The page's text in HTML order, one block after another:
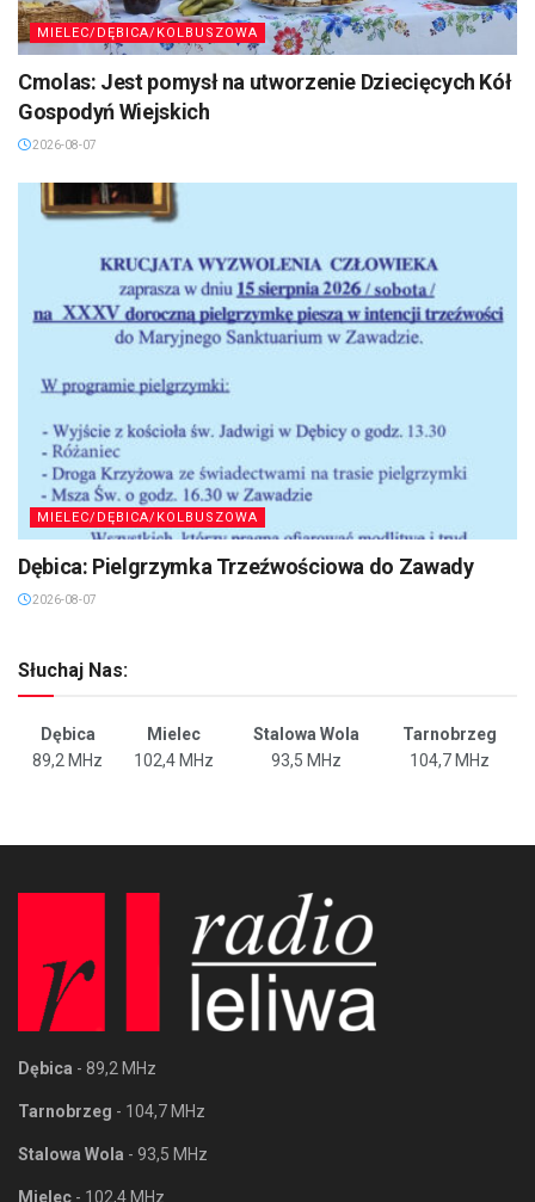
MIELEC/DĘBICA/KOLBUSZOWA
Cmolas: Jest pomysł na utworzenie Dziecięcych Kół
Gospodyń Wiejskich
2026-08-07
MIELEC/DĘBICA/KOLBUSZOWA
Dębica: Pielgrzymka Trzeźwościowa do Zawady
2026-08-07
Słuchaj Nas:
Dębica Mielec Stalowa Wola
Tarnobrzeg
89,2 MHz
102,4 MHz 93,5 MHz 104,7 MHz
Dębica - 89,2 MHz
Tarnobrzeg - 104,7 MHz
Stalowa Wola - 93,5 MHz
Mielec - 102,4 MHz